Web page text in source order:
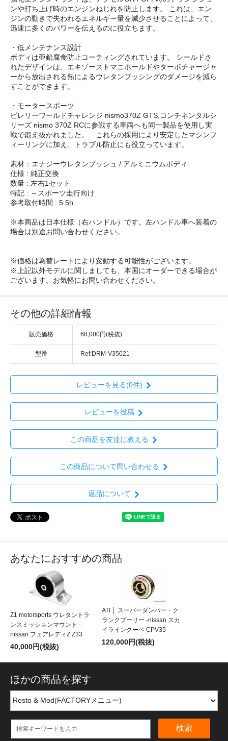
ンや打ち上げ時のエンジンねじれを防止します。 これは、エン
ジンの動きで失われるエネルギー量を減少させることによって、
迅速に多くのパワーを伝えるのに役立ちます。
・低メンテナンス設計
ボディは亜鉛腐食防止コーティングされています。 シールドさ
れたデザインは、エキゾーストマニホールドやターボチャージャ
ーから放出される熱によるウレタンブッシングのダメージを減ら
すことができます。
・モータースポーツ
ピレリーワールドチャレンジ nismo370Z GTS,コンチネンタルシ
リーズ nismo 370Z RCに参戦する車両へも同一製品を使用し実
戦で鍛え抜かれました。 これらの採用により安定したマシンフ
ィーリングに加え、トラブル防止にも役立っています。
素材：エナジーウレタンブッシュ / アルミニウムボディ
仕様 : 純正交換
数量 : 左右1セット
特記 : ～スポーツ走行向け
参考取付時間 : 5.5h
※本商品は日本仕様（右ハンドル）です。左ハンドル車へ装着の
場合は別途お問い合わせください。
※価格は為替レートにより変動する可能性がございます。
※上記以外モデルに関しましても、本国にオーダーできる場合が
ございます。お気軽にお問い合わせください。
その他の詳細情報
販売価格 68,000円(税抜)
型番 Ref:DRM-V35021
レビューを見る(0件)
レビューを投稿
この商品を友達に教える
この商品について問い合わせる
返品について
あなたにおすすめの商品
Z1 motorsports ウレタントラ
ンスミッションマウント -
nissan フェアレディZ Z33
40,000円(税抜)
ATI │ スーパーダンパー・ク
ランクプーリー -nissan スカ
イラインクーペ CPV35
120,000円(税抜)
ほかの商品を探す
検索